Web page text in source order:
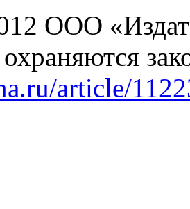
ООО
article/